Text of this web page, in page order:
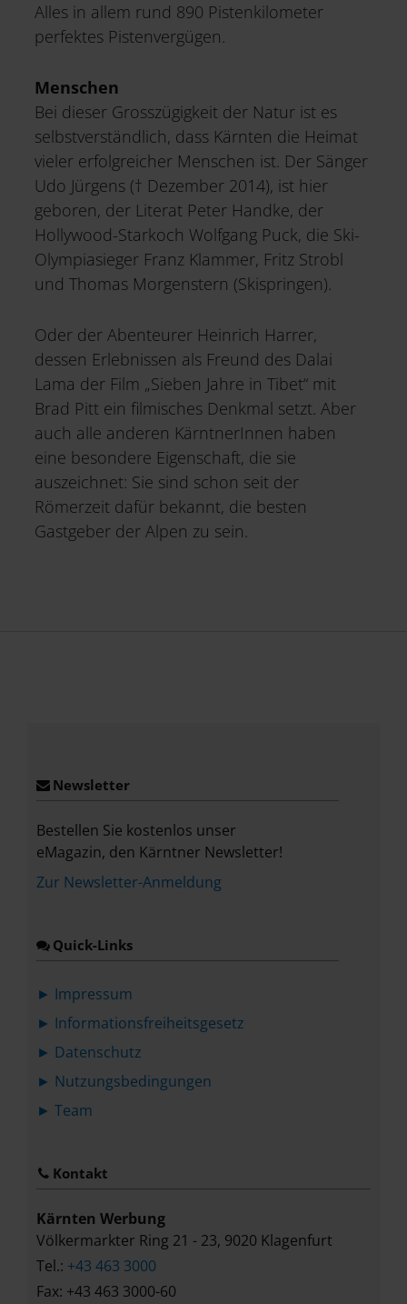
Alles in allem rund 890 Pistenkilometer
perfektes Pistenvergügen.
Menschen
Bei dieser Grosszügigkeit der Natur ist es
selbstverständlich, dass Kärnten die Heimat
vieler erfolgreicher Menschen ist. Der Sänger
Udo Jürgens († Dezember 2014), ist hier
geboren, der Literat Peter Handke, der
Hollywood-Starkoch Wolfgang Puck, die Ski-
Olympiasieger Franz Klammer, Fritz Strobl
und Thomas Morgenstern (Skispringen).
Oder der Abenteurer Heinrich Harrer,
dessen Erlebnissen als Freund des Dalai
Lama der Film „Sieben Jahre in Tibet“ mit
Brad Pitt ein filmisches Denkmal setzt. Aber
auch alle anderen KärntnerInnen haben
eine besondere Eigenschaft, die sie
auszeichnet: Sie sind schon seit der
Römerzeit dafür bekannt, die besten
Gastgeber der Alpen zu sein.
Newsletter
Bestellen Sie kostenlos unser
eMagazin, den Kärntner Newsletter!
Zur Newsletter-Anmeldung
Quick-Links
► Impressum
► Informationsfreiheitsgesetz
► Datenschutz
► Nutzungsbedingungen
► Team
Kontakt
Kärnten Werbung
Völkermarkter Ring 21 - 23, 9020 Klagenfurt
Tel.: +43 463 3000
Fax: +43 463 3000-60